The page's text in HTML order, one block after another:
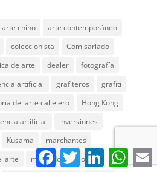
arte chino
arte contemporáneo
coleccionista
Comisariado
de arte dealer
fotografía
artificial
grafiteros
grafiti
del arte callejero
Hong Kong
artificial
inversiones
Kusama
marchantes
arte mercado de lujo
FacebookTwitter LinkedIn